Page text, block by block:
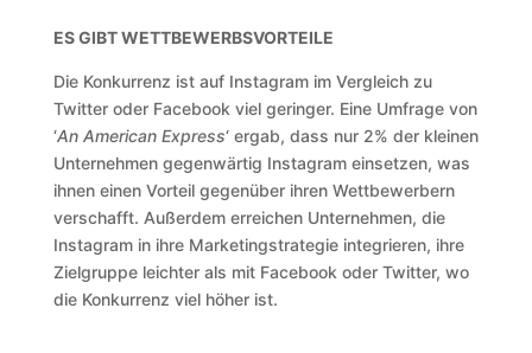
ES GIBT WETTBEWERBSVORTEILE
Die Konkurrenz ist auf Instagram im Vergleich zu
Twitter oder Facebook viel geringer. Eine Umfrage von
‘An American Express‘ ergab, dass nur 2% der kleinen
Unternehmen gegenwärtig Instagram einsetzen, was
ihnen einen Vorteil gegenüber ihren Wettbewerbern
verschafft. Außerdem erreichen Unternehmen, die
Instagram in ihre Marketingstrategie integrieren, ihre
Zielgruppe leichter als mit Facebook oder Twitter, wo
die Konkurrenz viel höher ist.